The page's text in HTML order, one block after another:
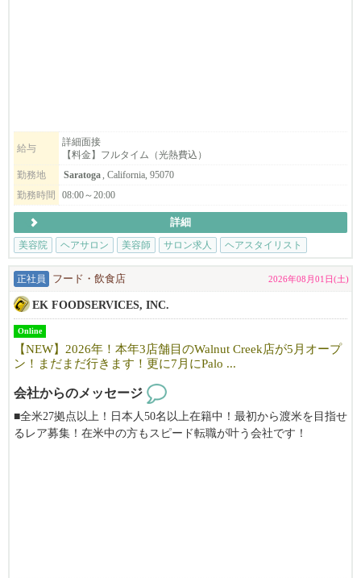
スパルーム：月＄1300
☆Dublin
ヘアブース：月$900
スパルーム：月＄900
【サロンについて】
カリフォルニアで10年以上地元のお客様に愛されているJapanese h
「日本の技術で満足してもらいたい！」そんな思いで一人一人の
明るく、フレンドリーな雰囲気で、溶け込みやすい環境です。仕
事も親切・丁寧に教えますので安心して働けます。
まずはお気軽にfostercity@viangehair.comへご連絡下さい。ご応募
お待ちしております。
給与
詳細面接
【料金】フルタイム（光熱費込）
勤務地
Saratoga, California, 95070
勤務時間
08:00～20:00
詳細
美容院
ヘアサロン 美容師 サロン求人 ヘアスタイリスト
正社員 フード・飲食店 2026年08月01日(土)
EK FOODSERVICES, INC.
Online
【NEW】2026年！本年3店舗目のWalnut Creek店が5月オープ
ン！まだまだ行きます！更に7月にPalo ...
会社からのメッセージ
■全米27拠点以上！日本人50名以上在籍中！最初から渡米を目指せ
るレア募集！在米中の方もスピード転職が叶う会社です！